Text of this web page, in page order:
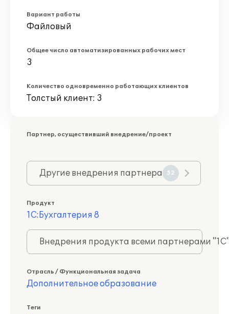
Вариант работы
Файловый
Общее число автоматизированных рабочих мест
3
Количество одновременно работающих клиентов
Толстый клиент: 3
Партнер, осуществивший внедрение/проект
Другие внедрения партнера 52
Продукт
1С:Бухгалтерия 8
Внедрения продукта всеми партнерами
Отрасль / Функциональная задача
Дополнительное образование
Теги